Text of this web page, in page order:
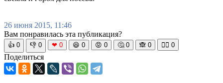
26 июня 2015, 11:46
Вам понравилась эта публикация?
👍 0 👎 0 ❤ 0 😆 0 😡 0 🤔 0 🙈 0 🧘‍♀️ 0
Поделиться